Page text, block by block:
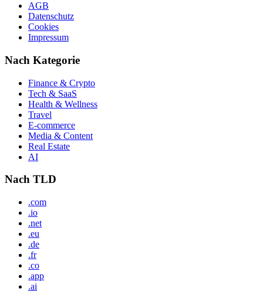
AGB
Datenschutz
Cookies
Impressum
Nach Kategorie
Finance & Crypto
Tech & SaaS
Health & Wellness
Travel
E-commerce
Media & Content
Real Estate
AI
Nach TLD
.com
.io
.net
.eu
.de
.fr
.co
.app
.ai